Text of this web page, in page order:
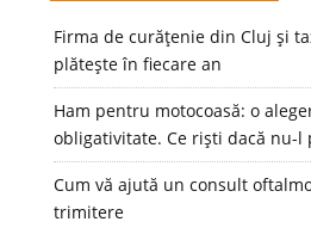
Firma de curățenie din Cluj și
plătește în fiecare an
Ham pentru motocoasă: o
obligativitate. Ce riști dacă nu-l
Cum vă ajută un consult
trimitere